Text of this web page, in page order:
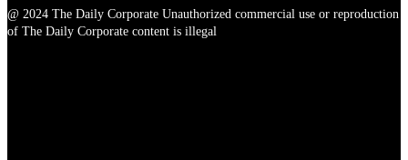
@ 2024 The Daily Corporate Unauthorized commercial use or reproduction
of The Daily Corporate content is illegal